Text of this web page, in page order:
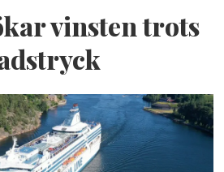
vinsten trots